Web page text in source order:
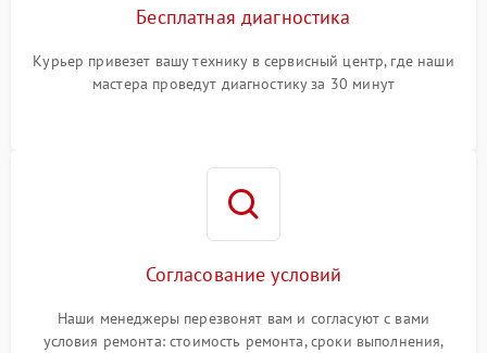
Бесплатная диагностика
Курьер привезет вашу технику в сервисный центр, где наши
мастера проведут диагностику за 30 минут
Согласование условий
Наши менеджеры перезвонят вам и согласуют с вами
условия ремонта: стоимость ремонта, сроки выполнения,